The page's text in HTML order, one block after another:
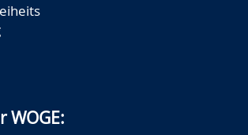
WOGE: